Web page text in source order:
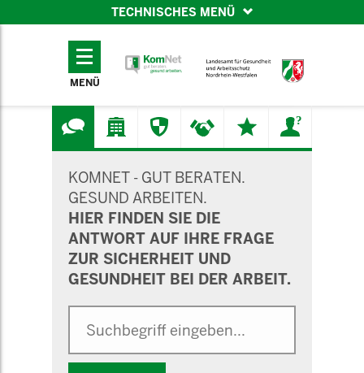
TECHNISCHES MENÜ
TECHNISCHES
MENÜ
KOMNET - GUT BERATEN.
GESUND ARBEITEN.
HIER FINDEN SIE DIE
ANTWORT AUF IHRE FRAGE
ZUR SICHERHEIT UND
GESUNDHEIT BEI DER ARBEIT.